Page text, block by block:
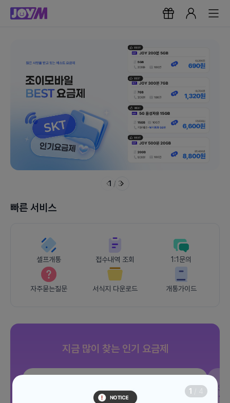
1 / 3
빠른 서비스
셀프개통 접수내역 조회 1:1문의
자주묻는질문 서식지 다운로드 개통가이드
지금 많이 찾는 인기 요금제
JOY 500분 30GB 1